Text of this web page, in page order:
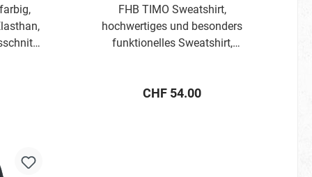
FHB TIMO Sweatshirt,
hochwertiges und besonders
funktionelles Sweatshirt,
optimale Pillingwerte, die
Regulärer Preis:
CHF 54.00